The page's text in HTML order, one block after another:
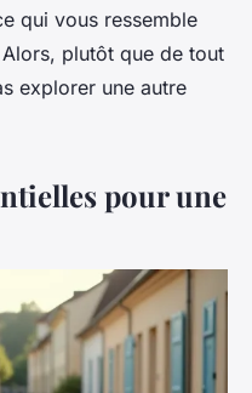
qui vous ressemble
plutôt que de tout
explorer une autre
pour une